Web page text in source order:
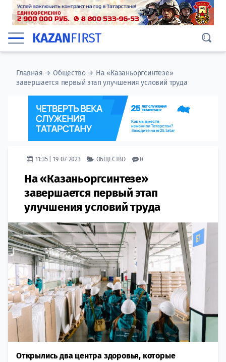
KAZANFIRST
Главная →Общество→ На «Казаньоргсинтезе»
завершается первый этап улучшения условий труда
11:35 | 19-07-2023 ОБЩЕСТВО 0
На «Казаньоргсинтезе»
завершается первый этап
улучшения условий труда
Открылись два центра здоровья, которые